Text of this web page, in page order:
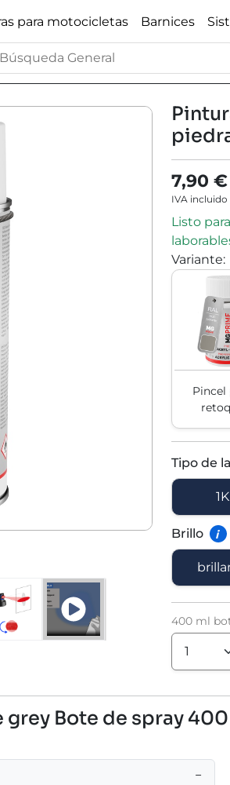
para motocicletas Barnices
7,90 €
IVA
Listo
Variante:
Pincel
Tipo de
1K
Brillo i
400 ml
grey Bote de spray
−